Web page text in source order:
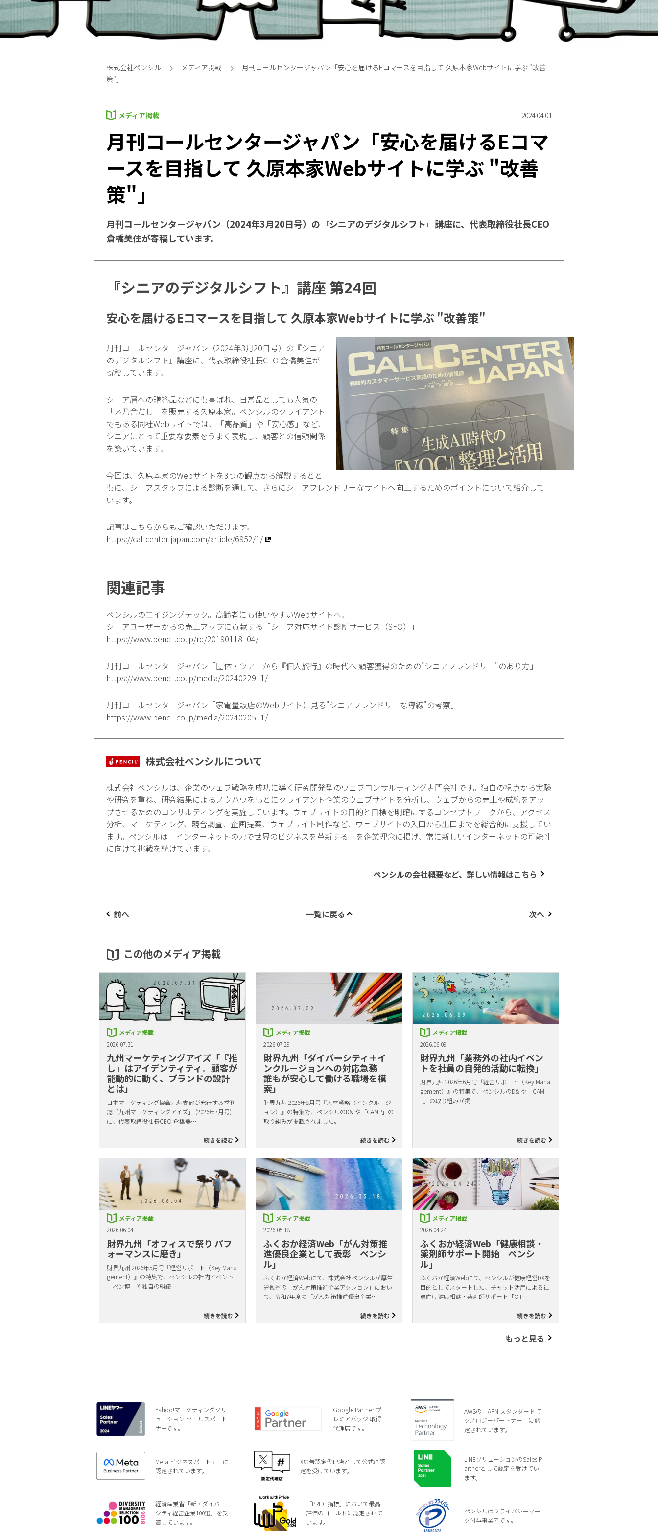
株式会社ペンシル メディア掲載
月刊コールセンタージャパン「安心を届けるEコマースを目指して 久原本家Webサイトに学ぶ "改善
策"」
メディア掲載 2024.04.01
月刊コールセンタージャパン「安心を届けるEコマ
ースを目指して 久原本家Webサイトに学ぶ "改善
策"」
月刊コールセンタージャパン（2024年3月20日号）の『シニアのデジタルシフト』講座に、代表取締役社長CEO
倉橋美佳が寄稿しています。
『シニアのデジタルシフト』講座 第24回
安心を届けるEコマースを目指して 久原本家Webサイトに学ぶ "改善策"
月刊コールセンタージャパン（2024年3月20日号）の『シニア
のデジタルシフト』講座に、代表取締役社長CEO 倉橋美佳が
寄稿しています。
シニア層への贈答品などにも喜ばれ、日常品としても人気の
「茅乃舎だし」を販売する久原本家。ペンシルのクライアント
でもある同社Webサイトでは、「高品質」や「安心感」など、
シニアにとって重要な要素をうまく表現し、顧客との信頼関係
を築いています。
今回は、久原本家のWebサイトを3つの観点から解説するとと
もに、シニアスタッフによる診断を通して、さらにシニアフレンドリーなサイトへ向上するためのポイントについて紹介して
います。
記事はこちらからもご確認いただけます。
https://callcenter-japan.com/article/6952/1/
関連記事
ペンシルのエイジングテック。高齢者にも使いやすいWebサイトへ。
シニアユーザーからの売上アップに貢献する「シニア対応サイト診断サービス（SFO）」
https://www.pencil.co.jp/rd/20190118_04/
月刊コールセンタージャパン「団体・ツアーから『個人旅行』の時代へ 顧客獲得のための"シニアフレンドリー"のあり方」
https://www.pencil.co.jp/media/20240229_1/
月刊コールセンタージャパン「家電量販店のWebサイトに見る"シニアフレンドリーな導線"の考察」
https://www.pencil.co.jp/media/20240205_1/
株式会社ペンシルについて
株式会社ペンシルは、企業のウェブ戦略を成功に導く研究開発型のウェブコンサルティング専門会社です。独自の視点から実験
や研究を重ね、研究結果によるノウハウをもとにクライアント企業のウェブサイトを分析し、ウェブからの売上や成約をアッ
プさせるためのコンサルティングを実施しています。ウェブサイトの目的と目標を明確にするコンセプトワークから、アクセス
分析、マーケティング、競合調査、企画提案、ウェブサイト制作など、ウェブサイトの入口から出口までを総合的に支援してい
ます。ペンシルは「インターネットの力で世界のビジネスを革新する」を企業理念に掲げ、常に新しいインターネットの可能性
に向けて挑戦を続けています。
ペンシルの会社概要など、詳しい情報はこちら
前へ 一覧に戻る 次へ
この他のメディア掲載
メディア掲載
2026.07.31
九州マーケティングアイズ「『推
し』はアイデンティティ。顧客が
能動的に動く、ブランドの設計
とは」
日本マーケティング協会九州支部が発行する季刊
誌「九州マーケティングアイズ」 (2026年7月号)
に、代表取締役社長CEO 倉橋美…
続きを読む
メディア掲載
2026.07.29
財界九州「ダイバーシティ＋イ
ンクルージョンへの対応急務
誰もが安心して働ける職場を模
索」
財界九州 2026年8月号『人材戦略（インクルージ
ョン）』の特集で、ペンシルのD&Iや「CAMP」の
取り組みが掲載されました。
続きを読む
メディア掲載
2026.06.09
財界九州「業務外の社内イベン
トを社員の自発的活動に転換」
財界九州 2026年6月号『経営リポート（Key Mana
gement）』の特集で、ペンシルのD&Iや「CAM
P」の取り組みが掲…
続きを読む
メディア掲載
2026.06.04
財界九州「オフィスで祭り パフ
ォーマンスに磨き」
財界九州 2026年5月号『経営リポート（Key Mana
gement）』の特集で、ペンシルの社内イベント
「ペン博」や独自の組織…
続きを読む
メディア掲載
2026.05.18
ふくおか経済Web「がん対策推
進優良企業として表彰 ペンシ
ル」
ふくおか経済Webにて、株式会社ペンシルが厚生
労働省の「がん対策推進企業アクション」におい
て、令和7年度の「がん対策推進優良企業…
続きを読む
メディア掲載
2026.04.24
ふくおか経済Web「健康相談・
薬剤師サポート開始 ペンシ
ル」
ふくおか経済Webにて、ペンシルが健康経営DXを
目的としてスタートした、チャット活用による社
員向け健康相談・薬剤師サポート「OT…
続きを読む
もっと見る
Yahoo!マーケティングソリ
ューション セールスパート
ナーです。
Google Partner プ
レミアバッジ 取得
代理店です。
AWSの「APN スタンダード テ
クノロジーパートナー」に認
定されています。
Meta ビジネスパートナーに
認定されています。
X広告認定代理店として公式に認
定を受けています。
LINEソリューションのSales P
artnerとして認定を受けてい
ます。
経済産業省「新・ダイバー
シティ経営企業100選」を受
賞しています。
「PRIDE指標」において最高
評価のゴールドに認定されて
います。
ペンシルはプライバシーマー
ク付与事業者です。